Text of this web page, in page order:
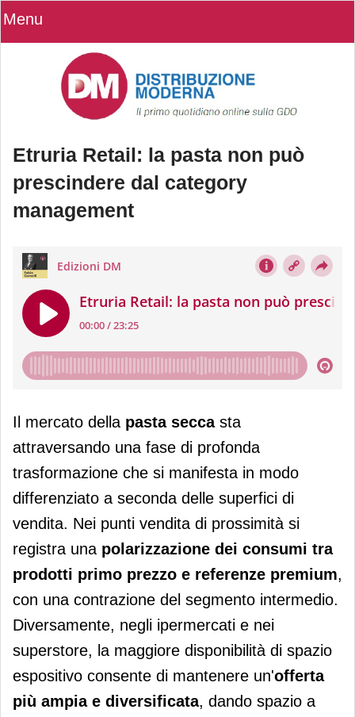
Menu
Etruria Retail: la pasta non può
prescindere dal category
management
Etruria Retail: la pasta non può
prescindere dal category
management
Il mercato della pasta seccasta
attraversando una fase di profonda
trasformazione che si manifesta in modo
differenziato a seconda delle superfici di
vendita. Nei punti vendita di prossimità si
registra una polarizzazione dei consumi tra
prodotti primo prezzo e referenze premium,
con una contrazione del segmento intermedio.
Diversamente, negli ipermercati e nei
superstore, la maggiore disponibilità di spazio
espositivo consente di mantenere un'offerta
più ampia e diversificata, dando spazio a